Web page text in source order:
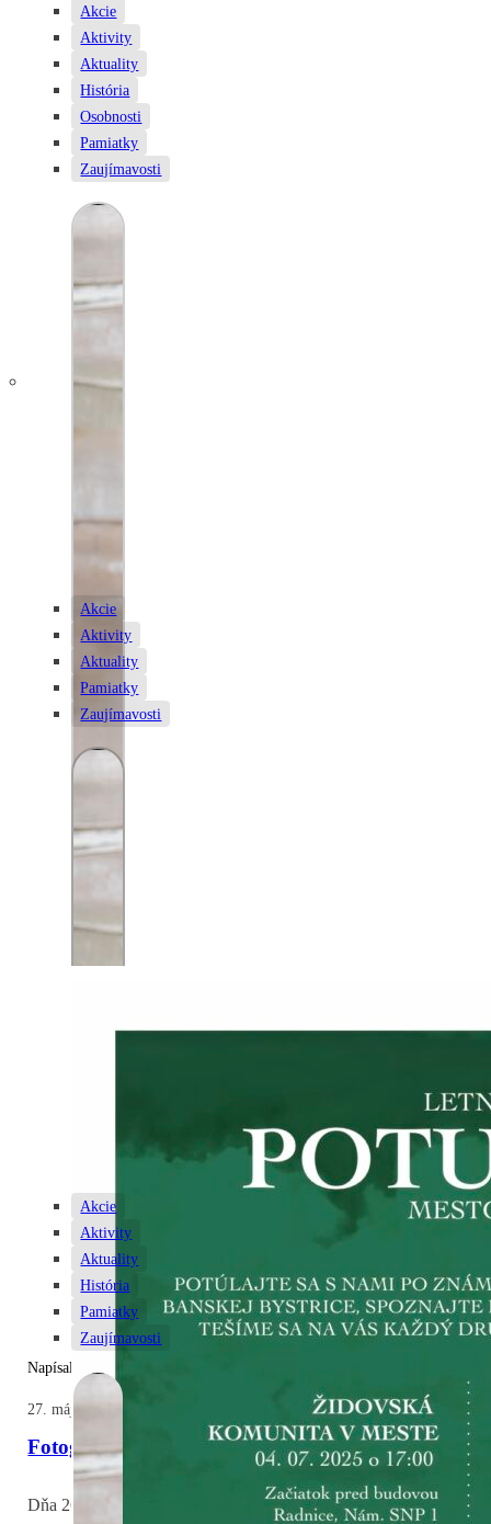
Akcie
Aktivity
Aktuality
História
Osobnosti
Pamiatky
Zaujímavosti
Napísal: Zuzana
27. mája 2026
Fotogaléria z odhalenia Pamätníka obetí
Dňa 26. 5. 2026 sme v Banskej Bystrici, na mieste bývalej
Akcie
Aktivity
Aktuality
Pamiatky
Zaujímavosti
Akcie
Aktivity
Aktuality
História
Pamiatky
Zaujímavosti